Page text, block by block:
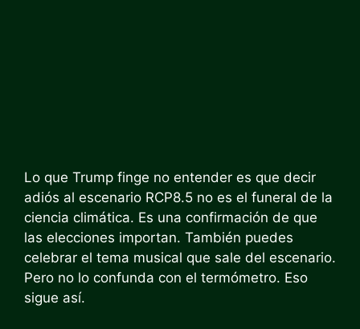
Lo que Trump finge no entender es que decir
adiós al escenario RCP8.5 no es el funeral de la
ciencia climática. Es una confirmación de que
las elecciones importan. También puedes
celebrar el tema musical que sale del escenario.
Pero no lo confunda con el termómetro. Eso
sigue así.